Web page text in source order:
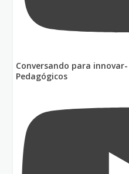
Conversando para
Pedagógicos